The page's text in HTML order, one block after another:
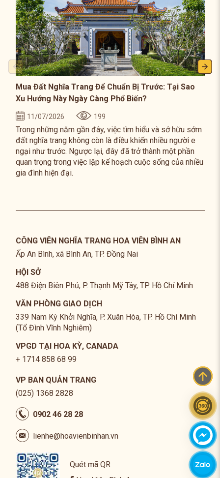
Mua Đất Nghĩa Trang Để Chuẩn Bị Trước: Tại Sao
Xu Hướng Này Ngày Càng Phổ Biến?
11/07/2026 199
Trong những năm gần đây, việc tìm hiểu và sở hữu sớm
đất nghĩa trang không còn là điều khiến nhiều người e
ngại như trước. Ngược lại, đây đã trở thành một phần
quan trọng trong việc lập kế hoạch cuộc sống của nhiều
gia đình hiện đại.
CÔNG VIÊN NGHĨA TRANG HOA VIÊN BÌNH AN
Ấp An Bình, xã Bình An, TP. Đồng Nai
HỘI SỞ
488 Điện Biên Phủ, P. Thạnh Mỹ Tây, TP. Hồ Chí Minh
VĂN PHÒNG GIAO DỊCH
339 Nam Kỳ Khởi Nghĩa, P. Xuân Hòa, TP. Hồ Chí Minh
(Tổ Đình Vĩnh Nghiêm)
VPGD TẠI HOA KỲ, CANADA
+ 1714 858 68 99
VP BAN QUẢN TRANG
(025) 1368 2828
0902 46 28 28
lienhe@hoavienbinhan.vn
Quét mã QR